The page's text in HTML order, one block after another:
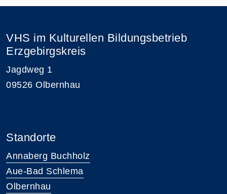
VHS im Kulturellen Bildungsbetrieb
Erzgebirgskreis
Jagdweg 1
09526 Olbernhau
Standorte
Annaberg Buchholz
Aue-Bad Schlema
Olbernhau